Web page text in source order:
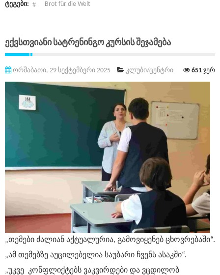
ტეგები: Brot für die Welt
Ექვსთვიანი Სატრენინგო Კურსის Შეჯამება
ორშაბათი, 29 სექტემბერი 2025 კლუბი/ცენტრი 651 ჯერ
„თემები ძალიან აქტუალურია, გამოვიყენებ ცხოვრებაში“.
„ამ თემებზე აუცილებელია საუბარი ჩვენს ასაკში“.
„უკვე კონფლიქტებს ვაკვირდები და ვცდილობ